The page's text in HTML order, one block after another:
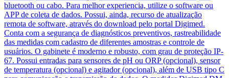
bluetooth ou cabo. Para melhor experiencia, utilize o software ou
APP de coleta de dados. Possui, ainda, recurso de atualização
remota de software, através do download pelo portal Digimed.
Conta com a segurança de diagnósticos preventivos, rastreabilidade
das medidas com cadastro de diferentes amostras e controle de
usuários. O gabinete é moderno e robusto, com grau de proteção IP-
67. Possui entradas para sensores de pH ou ORP (opcional), sensor
de temperatura (opcional) e agitador (opcional), além de USB tipo C